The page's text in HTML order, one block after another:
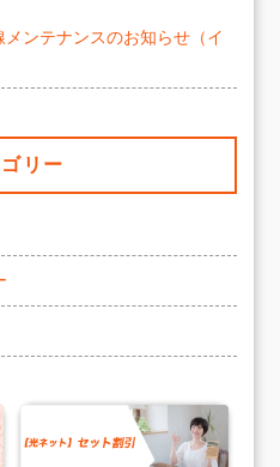
ンテナンスのお知らせ（イ
リー